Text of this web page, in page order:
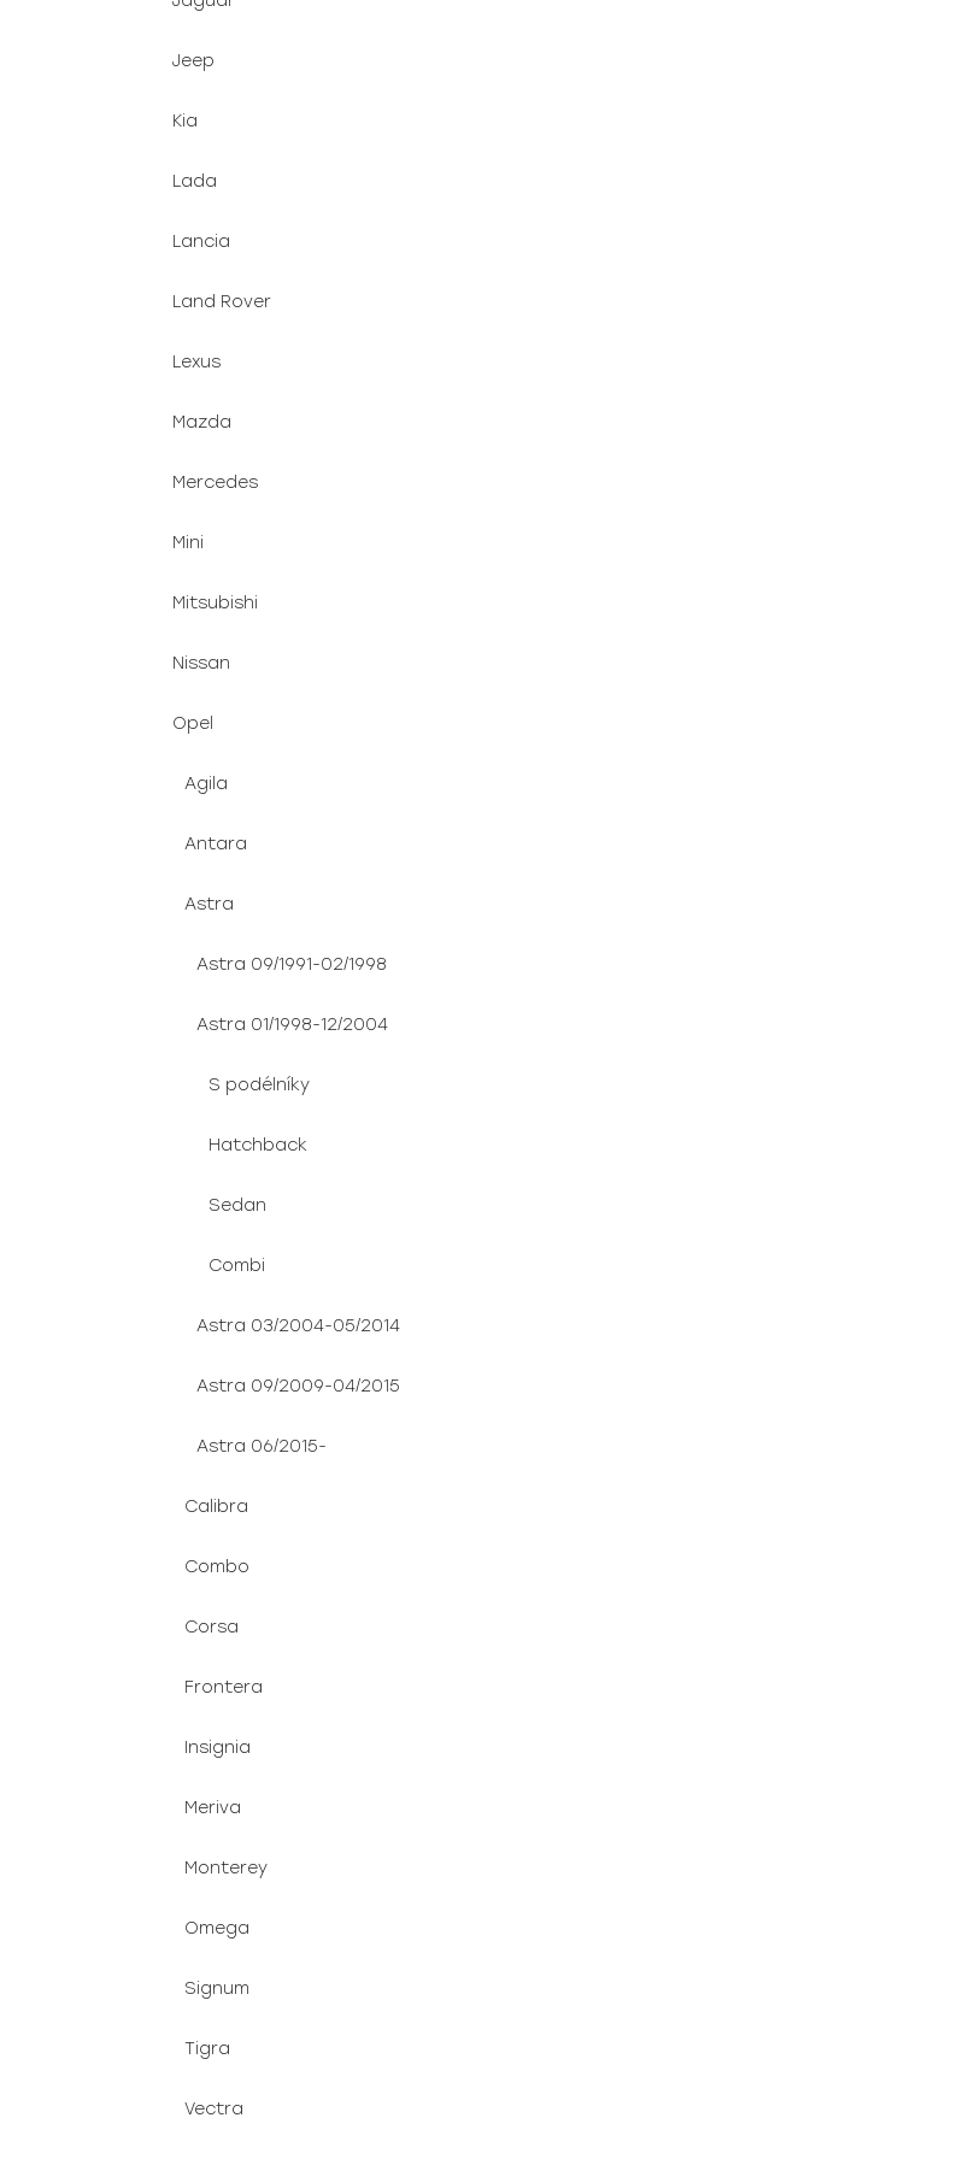
Jeep
Kia
Lada
Lancia
Land Rover
Lexus
Mazda
Mercedes
Mini
Mitsubishi
Nissan
Opel
Agila
Antara
Astra
Astra 09/1991-02/1998
Astra 01/1998-12/2004
S podélníky
Hatchback
Sedan
Combi
Astra 03/2004-05/2014
Astra 09/2009-04/2015
Astra 06/2015-
Calibra
Combo
Corsa
Frontera
Insignia
Meriva
Monterey
Omega
Signum
Tigra
Vectra